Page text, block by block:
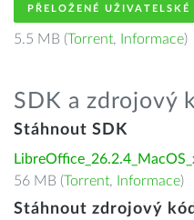
PŘELOŽENÉ UŽIVATELSKÉ
5.5 MB (Torrent, Informace)
SDK a zdrojový
Stáhnout SDK
56 MB (Torrent, Informace)
Stáhnout zdrojový kód